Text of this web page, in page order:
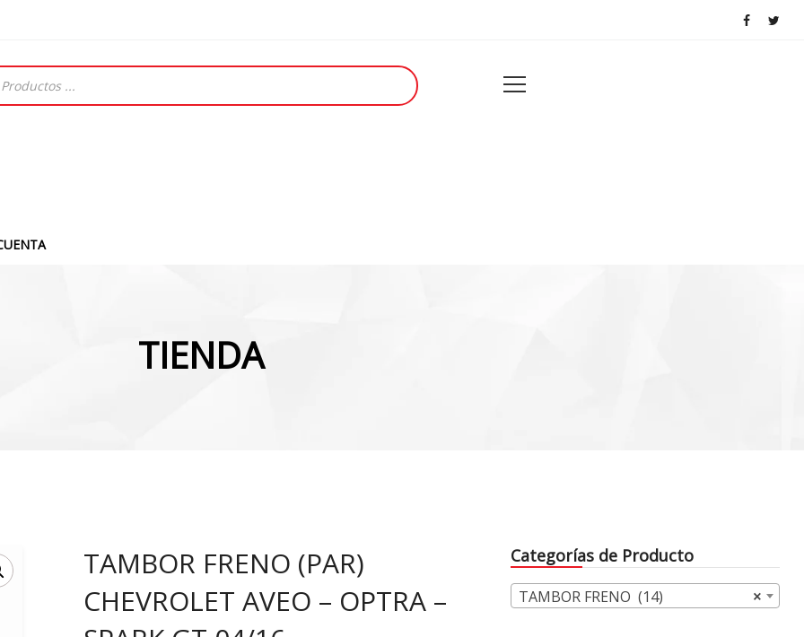
TIENDA
TAMBOR FRENO (PAR)
CHEVROLET AVEO – OPTRA –
Categorías de Producto
×
TAMBOR FRENO (14)